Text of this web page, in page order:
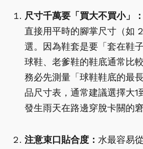
尺寸千萬要「買大不買小」：
直接用平時的腳掌尺寸（如
選。因為鞋套是要「套在鞋
球鞋、老爹鞋的鞋底通常比
務必先測量「球鞋鞋底的最
品尺寸表，通常建議選擇大1
發生雨天在路邊穿脫卡關的窘
注意束口貼合度： 水最容易